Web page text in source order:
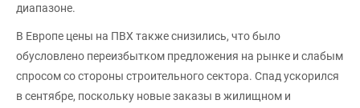
диапазоне.
В Европе цены на ПВХ также снизились, что было
обусловлено переизбытком предложения на рынке и слабым
спросом со стороны строительного сектора. Спад ускорился
в сентябре, поскольку новые заказы в жилищном и